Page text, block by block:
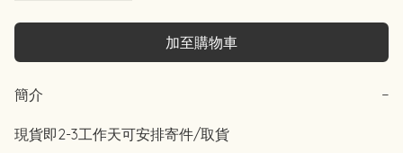
加至購物車
簡介 −
現貨即2-3工作天可安排寄件/取貨